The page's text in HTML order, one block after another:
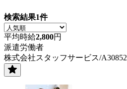
検索結果1件
平均時給2,800円
派遣労働者
株式会社スタッフサービス/A30852